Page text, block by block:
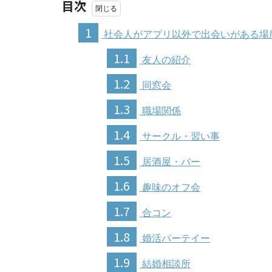
目次
1
社会人がアプリ以外で出会いがある場
1.1 友人の紹介
1.2 同窓会
1.3 職場関係
1.4 サークル・習い事
1.5 居酒屋・バー
1.6 趣味のオフ会
1.7 合コン
1.8 婚活パーテイー
1.9 結婚相談所